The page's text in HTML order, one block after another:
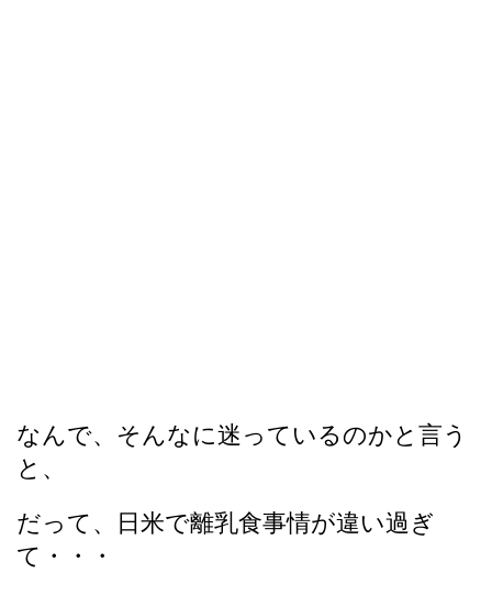
なんで、そんなに迷っているのかと言う
と、
だって、日米で離乳食事情が違い過ぎ
て・・・